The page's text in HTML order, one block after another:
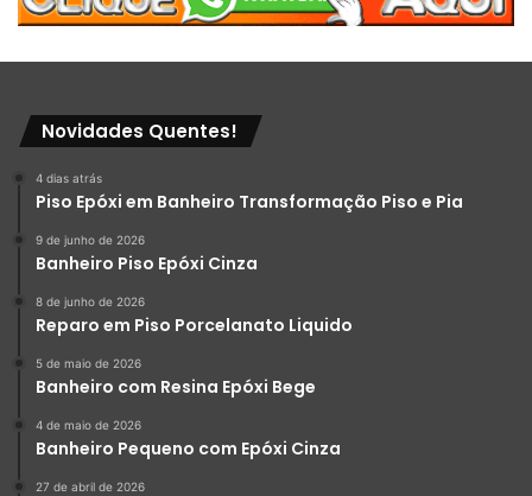
Novidades Quentes!
4 dias atrás
Piso Epóxi em Banheiro Transformação Piso e Pia
9 de junho de 2026
Banheiro Piso Epóxi Cinza
8 de junho de 2026
Reparo em Piso Porcelanato Liquido
5 de maio de 2026
Banheiro com Resina Epóxi Bege
4 de maio de 2026
Banheiro Pequeno com Epóxi Cinza
27 de abril de 2026